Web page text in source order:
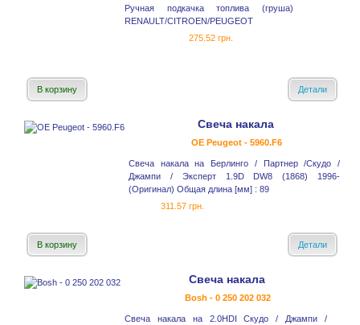
Ручная подкачка топлива (груша)
RENAULT/CITROEN/PEUGEOT
275.52 грн.
В корзину Детали
Свеча накала
OE Peugeot - 5960.F6
Свеча накала на Берлинго / Партнер /Скудо /
Джампи / Эксперт 1.9D DW8 (1868) 1996-
(Оригинал) Общая длина [мм] : 89
311.57 грн.
В корзину Детали
Свеча накала
Bosh - 0 250 202 032
Свеча накала на 2.0HDI Скудо / Джампи /